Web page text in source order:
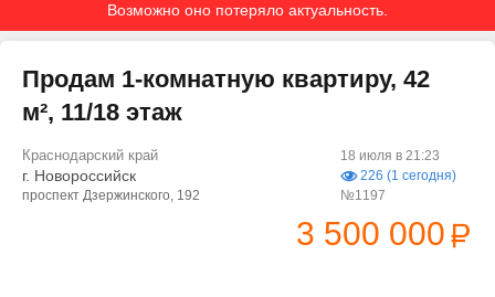
Возможно оно потеряло актуальность.
Продам 1-комнатную квартиру, 42
м², 11/18 этаж
Краснодарский край
г. Новороссийск
проспект Дзержинского, 192
18 июля в 21:23
226 (1 сегодня)
№1197
3 500 000